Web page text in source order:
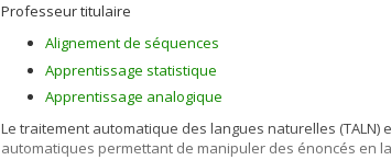
Professeur titulaire
Alignement de séquences
Apprentissage statistique
Apprentissage analogique
Le traitement automatique des langues naturelles
automatiques permettant de manipuler des énoncés en